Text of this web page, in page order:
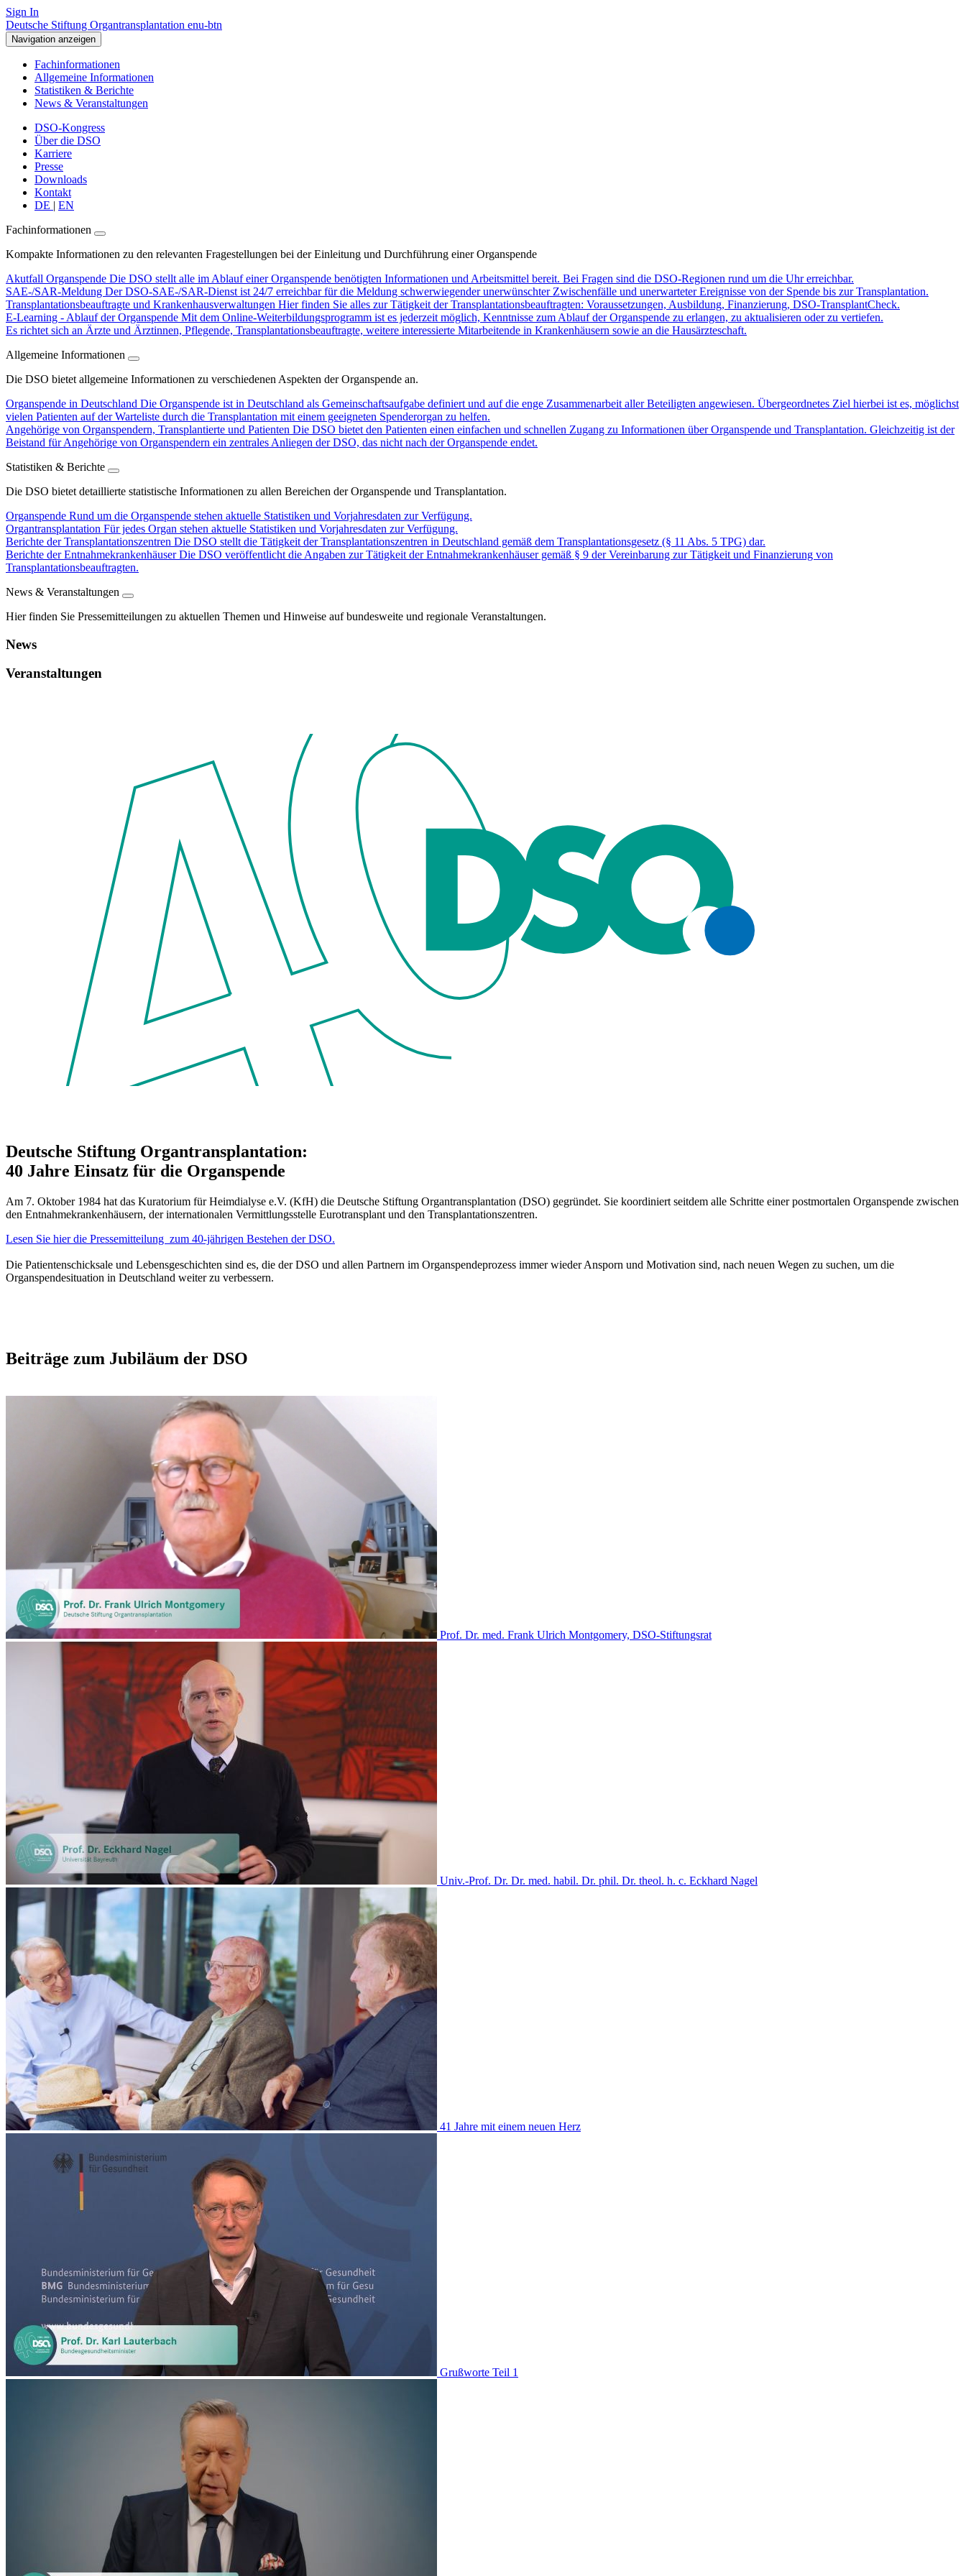
Sign In
Deutsche Stiftung Organtransplantation enu-btn
Navigation anzeigen
Fachinformationen
Allgemeine Informationen
Statistiken & Berichte
News & Veranstaltungen
DSO-Kongress
Über die DSO
Karriere
Presse
Downloads
Kontakt
DE | EN
Fachinformationen
Kompakte Informationen zu den relevanten Fragestellungen bei der Einleitung und Durchführung einer Organspende
Akutfall Organspende Die DSO stellt alle im Ablauf einer Organspende benötigten Informationen und Arbeitsmittel bereit. Bei Fragen sind die DSO-Regionen rund um die Uhr erreichbar.
SAE-/SAR-Meldung Der DSO-SAE-/SAR-Dienst ist 24/7 erreichbar für die Meldung schwerwiegender unerwünschter Zwischenfälle und unerwarteter Ereignisse von der Spende bis zur Transplantation.
Transplantationsbeauftragte und Krankenhausverwaltungen Hier finden Sie alles zur Tätigkeit der Transplantationsbeauftragten: Voraussetzungen, Ausbildung, Finanzierung, DSO-TransplantCheck.
E-Learning - Ablauf der Organspende Mit dem Online-Weiterbildungsprogramm ist es jederzeit möglich, Kenntnisse zum Ablauf der Organspende zu erlangen, zu aktualisieren oder zu vertiefen.
Es richtet sich an Ärzte und Ärztinnen, Pflegende, Transplantationsbeauftragte, weitere interessierte Mitarbeitende in Krankenhäusern sowie an die Hausärzteschaft.
Allgemeine Informationen
Die DSO bietet allgemeine Informationen zu verschiedenen Aspekten der Organspende an.
Organspende in Deutschland Die Organspende ist in Deutschland als Gemeinschaftsaufgabe definiert und auf die enge Zusammenarbeit aller Beteiligten angewiesen. Übergeordnetes Ziel hierbei ist es, möglichst
vielen Patienten auf der Warteliste durch die Transplantation mit einem geeigneten Spenderorgan zu helfen.
Angehörige von Organspendern, Transplantierte und Patienten Die DSO bietet den Patienten einen einfachen und schnellen Zugang zu Informationen über Organspende und Transplantation. Gleichzeitig ist der
Beistand für Angehörige von Organspendern ein zentrales Anliegen der DSO, das nicht nach der Organspende endet.
Statistiken & Berichte
Die DSO bietet detaillierte statistische Informationen zu allen Bereichen der Organspende und Transplantation.
Organspende Rund um die Organspende stehen aktuelle Statistiken und Vorjahresdaten zur Verfügung.
Organtransplantation Für jedes Organ stehen aktuelle Statistiken und Vorjahresdaten zur Verfügung.
Berichte der Transplantationszentren Die DSO stellt die Tätigkeit der Transplantationszentren in Deutschland gemäß dem Transplantationsgesetz (§ 11 Abs. 5 TPG) dar.
Berichte der EntnahmekrankenhäuserDie DSO veröffentlicht die Angaben zur Tätigkeit der Entnahmekrankenhäuser gemäß § 9 der Vereinbarung zur Tätigkeit und Finanzierung von
Transplantationsbeauftragten.
News & Veranstaltungen
Hier finden Sie Pressemitteilungen zu aktuellen Themen und Hinweise auf bundesweite und regionale Veranstaltungen.
News
Veranstaltungen
Deutsche Stiftung Organtransplantation:
40 Jahre Einsatz für die Organspende
Am 7. Oktober 1984 hat das Kuratorium für Heimdialyse e.V. (KfH) die Deutsche Stiftung Organtransplantation (DSO) gegründet. Sie koordiniert seitdem alle Schritte einer postmortalen Organspende zwischen
den Entnahmekrankenhäusern, der internationalen Vermittlungsstelle Eurotransplant und den Transplantationszentren.
Lesen Sie hier die Pressemitteilung zum 40-jährigen Bestehen der DSO.​
Die Patientenschicksale und Lebensgeschichten sind es, die der DSO und allen Partnern im Organspendeprozess immer wieder Ansporn und Motivation sind, nach neuen Wegen zu suchen, um die
Organspendesituation in Deutschland weiter zu verbessern.​​
Beiträge zum Jubiläum der DSO
Prof. Dr. med. Frank Ulrich Montgomery, DSO-Stiftungsrat
Univ.-Prof. Dr. Dr. med. habil. Dr. phil. Dr. theol. h. c. Eckhard Nagel
41 Jahre mit einem neuen Herz
Grußworte Teil 1